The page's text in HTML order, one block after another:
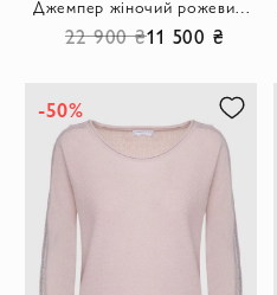
22 900 ₴11 500 ₴
-50%